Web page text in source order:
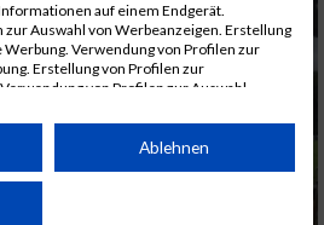
auf einem Endgerät.
Auswahl von Werbeanzeigen. Erstellung
Verwendung von Profilen zur
Erstellung von Profilen zur
von Profilen zur Auswahl
von Zielgruppen durch Statistiken oder
Quellen. Entwicklung und
Union weitergegeben und in die
Ablehnen